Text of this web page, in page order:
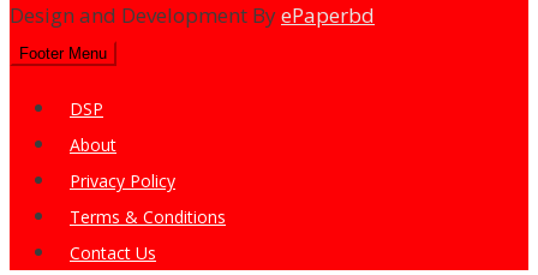
Design and Development ByePaperbd
Footer Menu
DSP
About
Privacy Policy
Terms & Conditions
Contact Us